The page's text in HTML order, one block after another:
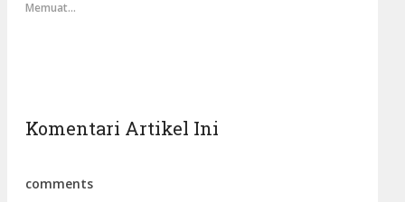
Memuat...
Komentari Artikel Ini
comments